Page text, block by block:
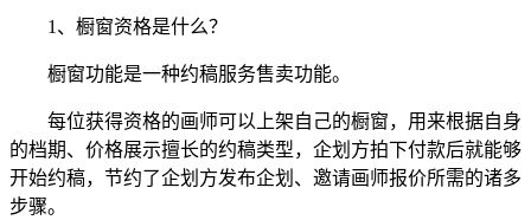
1、橱窗资格是什么？
橱窗功能是一种约稿服务售卖功能。
每位获得资格的画师可以上架自己的橱窗，用来根据自身
的档期、价格展示擅长的约稿类型，企划方拍下付款后就能够
开始约稿，节约了企划方发布企划、邀请画师报价所需的诸多
步骤。